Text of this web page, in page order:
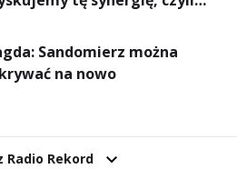
Sandomierz można
na nowo
Radio Rekord